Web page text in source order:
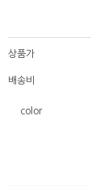
상품가
배송비
color